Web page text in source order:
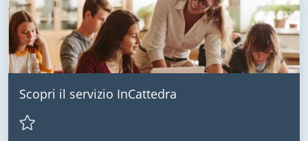
Scopri il servizio InCattedra